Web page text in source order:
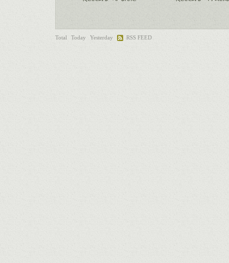
Total Today Yesterday RSS FEED